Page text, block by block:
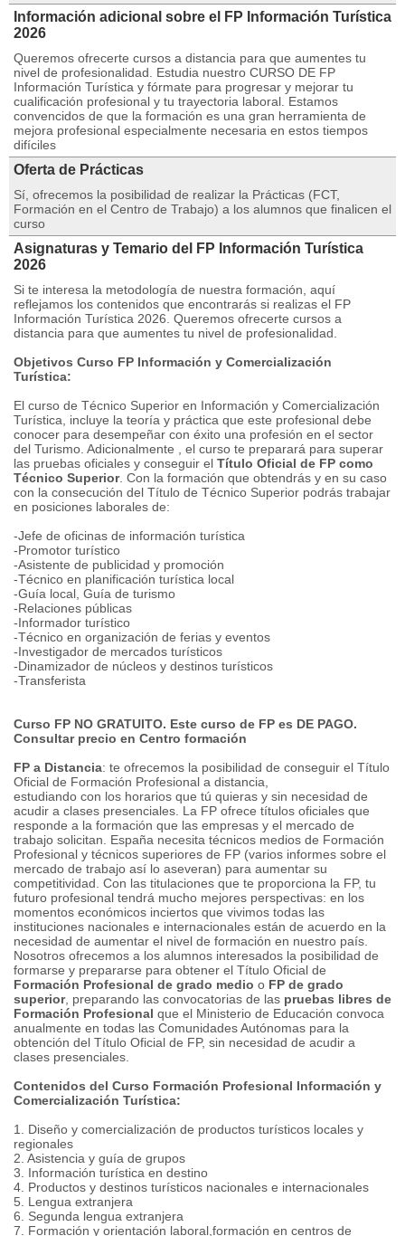
Información adicional sobre el FP Información Turística
2026
Queremos ofrecerte cursos a distancia para que aumentes tu
nivel de profesionalidad. Estudia nuestro CURSO DE FP
Información Turística y fórmate para progresar y mejorar tu
cualificación profesional y tu trayectoria laboral. Estamos
convencidos de que la formación es una gran herramienta de
mejora profesional especialmente necesaria en estos tiempos
difíciles
Oferta de Prácticas
Sí, ofrecemos la posibilidad de realizar la Prácticas (FCT,
Formación en el Centro de Trabajo) a los alumnos que finalicen el
curso
Asignaturas y Temario del FP Información Turística
2026
Si te interesa la metodología de nuestra formación, aquí
reflejamos los contenidos que encontrarás si realizas el FP
Información Turística 2026. Queremos ofrecerte cursos a
distancia para que aumentes tu nivel de profesionalidad.
Objetivos Curso FP Información y Comercialización
Turística:
El curso de Técnico Superior en Información y Comercialización
Turística, incluye la teoría y práctica que este profesional debe
conocer para desempeñar con éxito una profesión en el sector
del Turismo. Adicionalmente , el curso te preparará para superar
las pruebas oficiales y conseguir el Título Oficial de FP como
Técnico Superior. Con la formación que obtendrás y en su caso
con la consecución del Título de Técnico Superior podrás trabajar
en posiciones laborales de:
-Jefe de oficinas de información turística
-Promotor turístico
-Asistente de publicidad y promoción
-Técnico en planificación turística local
-Guía local, Guía de turismo
-Relaciones públicas
-Informador turístico
-Técnico en organización de ferias y eventos
-Investigador de mercados turísticos
-Dinamizador de núcleos y destinos turísticos
-Transferista
Curso FP NO GRATUITO. Este curso de FP es DE PAGO.
Consultar precio en Centro formación
FP a Distancia: te ofrecemos la posibilidad de conseguir el Título
Oficial de Formación Profesional a distancia,
estudiando con los horarios que tú quieras y sin necesidad de
acudir a clases presenciales. La FP ofrece títulos oficiales que
responde a la formación que las empresas y el mercado de
trabajo solicitan. España necesita técnicos medios de Formación
Profesional y técnicos superiores de FP (varios informes sobre el
mercado de trabajo así lo aseveran) para aumentar su
competitividad. Con las titulaciones que te proporciona la FP, tu
futuro profesional tendrá mucho mejores perspectivas: en los
momentos económicos inciertos que vivimos todas las
instituciones nacionales e internacionales están de acuerdo en la
necesidad de aumentar el nivel de formación en nuestro país.
Nosotros ofrecemos a los alumnos interesados la posibilidad de
formarse y prepararse para obtener el Título Oficial de
Formación Profesional de grado medio o FP de grado
superior, preparando las convocatorias de las pruebas libres de
Formación Profesional que el Ministerio de Educación convoca
anualmente en todas las Comunidades Autónomas para la
obtención del Título Oficial de FP, sin necesidad de acudir a
clases presenciales.
Contenidos del Curso Formación Profesional Información y
Comercialización Turística:
1. Diseño y comercialización de productos turísticos locales y
regionales
2. Asistencia y guía de grupos
3. Información turística en destino
4. Productos y destinos turísticos nacionales e internacionales
5. Lengua extranjera
6. Segunda lengua extranjera
7. Formación y orientación laboral,formación en centros de